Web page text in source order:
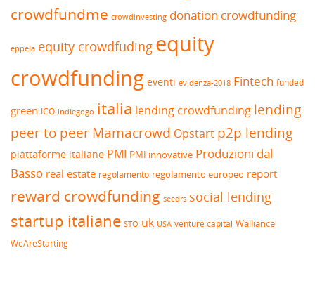
crowdfundme crowdinvesting donation crowdfunding
eppela equity crowdfuding equity
crowdfunding eventi evidenza-2018 Fintech funded
green ICO indiegogo italia lending crowdfunding lending
peer to peerMamacrowd Opstart p2p lending
piattaforme italiane PMI PMI innovative Produzioni dal
Basso real estate regolamento regolamento europeo report
reward crowdfunding seedrs social lending
startup italiane STO uk USA venture capital Walliance
WeAreStarting